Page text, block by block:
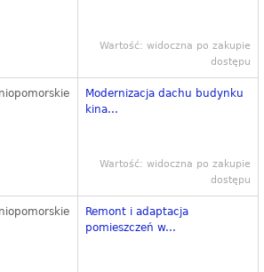
Wartość: widoczna po zakupie
dostępu
Modernizacja dachu budynku
kina...
Wartość: widoczna po zakupie
dostępu
Remont i adaptacja
pomieszczeń w...